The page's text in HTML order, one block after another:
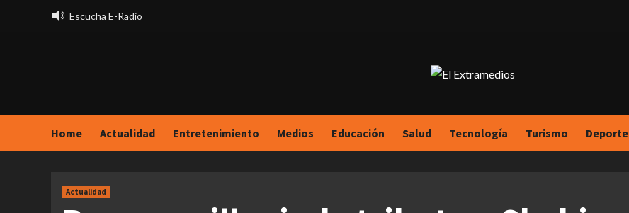
Escucha E-Radio
Home Actualidad Entretenimiento Medios Educación Salud Tecnología Turismo Deporte
Actualidad